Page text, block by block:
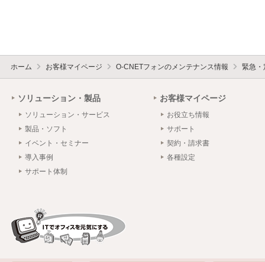
ホーム お客様マイページ O-CNETフォンのメンテナンス情報 緊急・
ソリューション・製品
ソリューション・サービス
製品・ソフト
イベント・セミナー
導入事例
サポート体制
お客様マイページ
お役立ち情報
サポート
契約・請求書
各種設定